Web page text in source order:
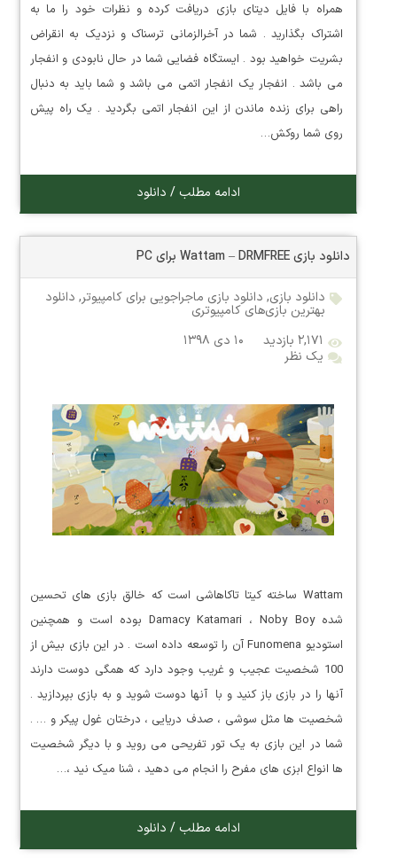
همراه با فایل دیتای بازی دریافت کرده و نظرات خود را ما به
اشتراک بگذارید . شما در آخرالزمانی ترسناک و نزدیک به انقراض
بشریت خواهید بود . ایستگاه فضایی شما در حال نابودی و انفجار
می باشد . انفجار یک انفجار اتمی می باشد و شما باید به دنبال
راهی برای زنده ماندن از این انفجار اتمی بگردید . یک راه پیش
روی شما روکش…
ادامه مطلب / دانلود
دانلود بازی Wattam – DRMFREE برای PC
دانلود بازی, دانلود بازی ماجراجویی برای کامپیوتر, دانلود
بهترین بازی‌های کامپیوتری
۲,۱۷۱ بازدید
۱۰ دی ۱۳۹۸
یک نظر
Wattam ساخته کیتا تاکاهاشی است که خالق بازی های تحسین
شده Damacy Katamari ، Noby Boy بوده است و همچنین
استودیو Funomena آن را توسعه داده است . در این بازی بیش از
100 شخصیت عجیب و غریب وجود دارد که همگی دوست دارند
آنها را در بازی باز کنید و با آنها دوست شوید و به بازی بپردازید .
شخصیت ها مثل سوشی ، صدف دریایی ، درختان غول پیکر و … .
شما در این بازی به یک تور تفریحی می روید و با دیگر شخصیت
ها انواع ابزی های مفرح را انجام می دهید ، شنا میک نید ،…
ادامه مطلب / دانلود